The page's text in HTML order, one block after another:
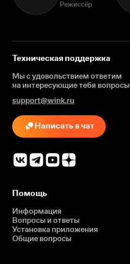
Режиссёр
Техническая поддержка
Мы с удовольствием ответим
на интересующиетебя вопросы
support@wink.ru
Написать в чат
Помощь
Информация
Вопросы и ответы
Установка приложения
Общие вопросы